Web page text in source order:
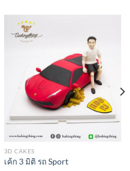
3D CAKES
เค้ก 3 มิติ รถ Sport